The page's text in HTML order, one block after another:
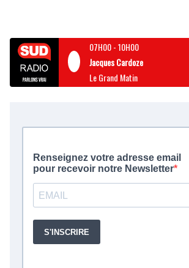
07H00-10H00
Jacques Cardoze
Le Grand Matin